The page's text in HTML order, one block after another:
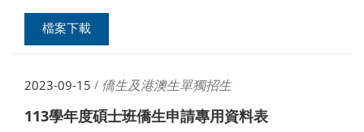
檔案下載
2023-09-15 / 僑生及港澳生單獨招生
113學年度碩士班僑生申請專用資料表